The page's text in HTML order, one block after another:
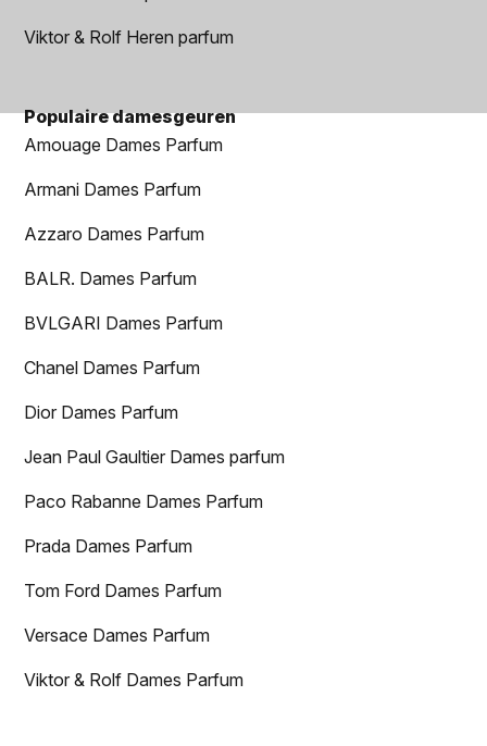
Viktor & Rolf Heren parfum
Populaire damesgeuren
Amouage Dames Parfum
Armani Dames Parfum
Azzaro Dames Parfum
BALR. Dames Parfum
BVLGARI Dames Parfum
Chanel Dames Parfum
Dior Dames Parfum
Jean Paul Gaultier Dames parfum
Paco Rabanne Dames Parfum
Prada Dames Parfum
Tom Ford Dames Parfum
Versace Dames Parfum
Viktor & Rolf Dames Parfum